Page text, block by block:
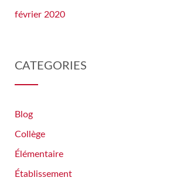
février 2020
CATEGORIES
Blog
Collège
Élémentaire
Établissement